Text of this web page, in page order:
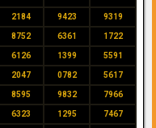
2184 9423 9319
8752 6361 1722
6126 1399 5591
2047 0782 5617
8595 9832 7966
6323 1295 7467